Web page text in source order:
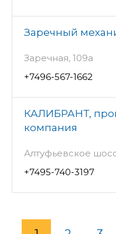
Заречный
Заречная, 109а
+7496-567-1662
КАЛИБРАНТ,
компания
Алтуфьевское
+7495-740-3197